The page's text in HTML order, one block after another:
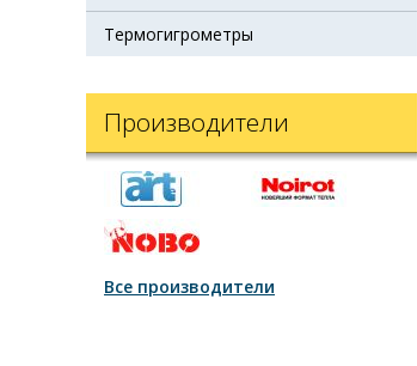
Термогигрометры
Производители
Все производители